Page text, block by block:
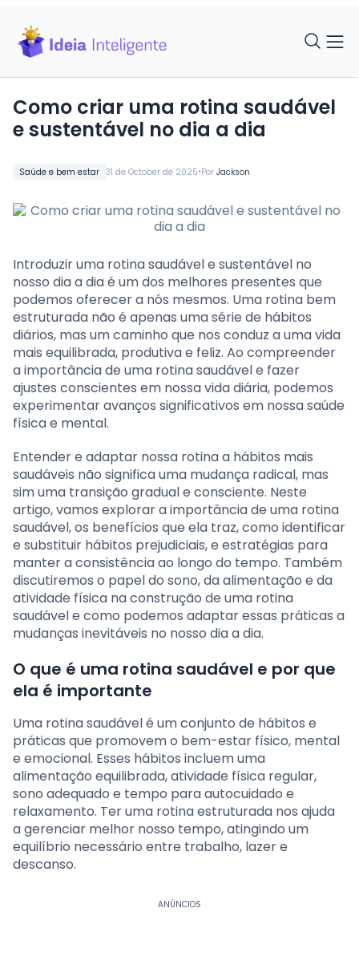
Saúde e bem estar 31 de October de 2025•Por Jackson
Como criar uma rotina saudável
e sustentável no dia a dia
Introduzir uma rotina saudável e sustentável no
nosso dia a dia é um dos melhores presentes que
podemos oferecer a nós mesmos. Uma rotina bem
estruturada não é apenas uma série de hábitos
diários, mas um caminho que nos conduz a uma vida
mais equilibrada, produtiva e feliz. Ao compreender
a importância de uma rotina saudável e fazer
ajustes conscientes em nossa vida diária, podemos
experimentar avanços significativos em nossa saúde
física e mental.
Entender e adaptar nossa rotina a hábitos mais
saudáveis não significa uma mudança radical, mas
sim uma transição gradual e consciente. Neste
artigo, vamos explorar a importância de uma rotina
saudável, os benefícios que ela traz, como identificar
e substituir hábitos prejudiciais, e estratégias para
manter a consistência ao longo do tempo. Também
discutiremos o papel do sono, da alimentação e da
atividade física na construção de uma rotina
saudável e como podemos adaptar essas práticas a
mudanças inevitáveis no nosso dia a dia.
O que é uma rotina saudável e por que
ela é importante
Uma rotina saudável é um conjunto de hábitos e
práticas que promovem o bem-estar físico, mental
e emocional. Esses hábitos incluem uma
alimentação equilibrada, atividade física regular,
sono adequado e tempo para autocuidado e
relaxamento. Ter uma rotina estruturada nos ajuda
a gerenciar melhor nosso tempo, atingindo um
equilíbrio necessário entre trabalho, lazer e
descanso.
ANÚNCIOS